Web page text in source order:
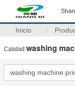
Inicio
Calidad washing